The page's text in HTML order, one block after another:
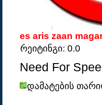
es aris zaan
რეიტინგი: 0.0
Need For
დამატების